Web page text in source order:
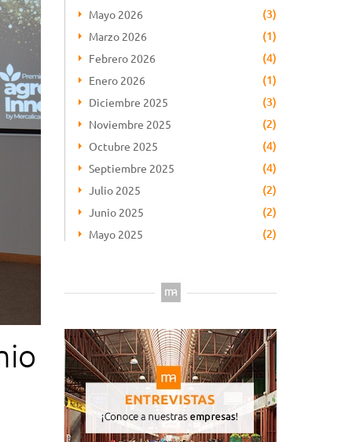
Mayo 2026 (3)
Marzo 2026 (1)
Febrero 2026 (4)
Enero 2026 (1)
Diciembre 2025 (3)
Noviembre 2025 (2)
Octubre 2025 (4)
Septiembre 2025 (4)
Julio 2025 (2)
Junio 2025 (2)
Mayo 2025 (2)